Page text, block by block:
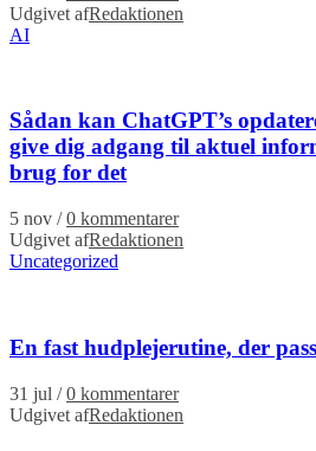
Udgivet afRedaktionen
AI
Sådan kan ChatGPT’s
give dig adgang til aktuel
brug for det
5 nov / 0 kommentarer
Udgivet afRedaktionen
Uncategorized
En fast hudplejerutine, der
31 jul / 0 kommentarer
Udgivet afRedaktionen